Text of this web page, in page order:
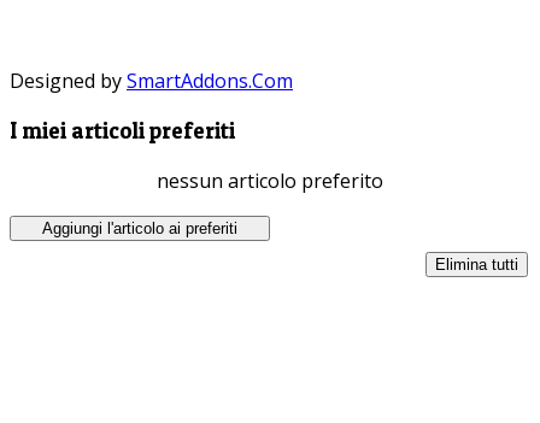
Designed bySmartAddons.Com
I miei articoli preferiti
nessun articolo preferito